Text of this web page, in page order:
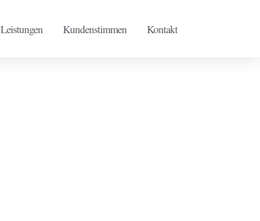
Leistungen Kundenstimmen Kontakt